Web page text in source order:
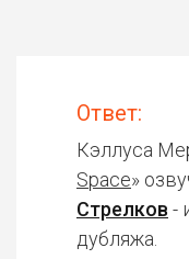
Ответ:
Кэллуса
Space»
Стрелков -
дубляжа.